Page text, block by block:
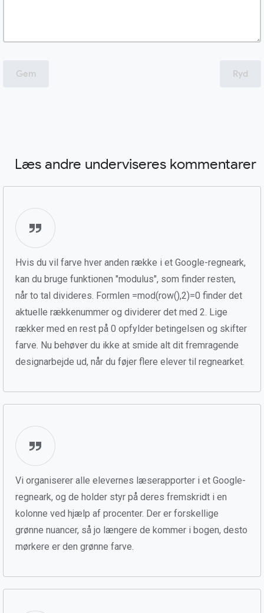
Gem Ryd
Læs andre underviseres kommentarer
Hvis du vil farve hver anden række i et Google-regneark,
kan du bruge funktionen "modulus", som finder resten,
når to tal divideres. Formlen =mod(row(),2)=0 finder det
aktuelle rækkenummer og dividerer det med 2. Lige
rækker med en rest på 0 opfylder betingelsen og skifter
farve. Nu behøver du ikke at smide alt dit fremragende
designarbejde ud, når du føjer flere elever til regnearket.
Vi organiserer alle elevernes læserapporter i et Google-
regneark, og de holder styr på deres fremskridt i en
kolonne ved hjælp af procenter. Der er forskellige
grønne nuancer, så jo længere de kommer i bogen, desto
mørkere er den grønne farve.